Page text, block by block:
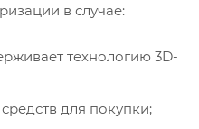
в случае:
технологию 3D-
для покупки;